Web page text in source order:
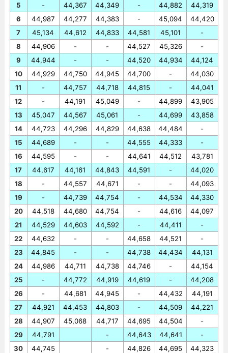
5
6
7
8
9
10
11
12
13
14
15
16
17
18
19
20
21
22
23
24
25
26
27
28
29
30
-
44,987
45,134
44,906
44,944
44,929
-
-
45,047
44,723
44,689
44,595
44,617
-
-
44,518
44,529
44,632
44,845
44,986
-
-
44,921
44,907
44,791
44,745
44,367
44,277
44,612
-
-
44,750
44,757
44,191
44,567
44,296
-
-
44,161
44,557
44,739
44,680
44,603
-
-
44,711
44,772
44,681
44,453
45,068
44,349
44,383
44,833
-
-
44,945
44,718
45,049
45,061
44,829
-
-
44,843
44,671
44,754
44,754
44,592
-
-
44,738
44,919
44,945
44,803
44,717
-
-
-
-
44,581
44,527
44,520
44,700
44,815
-
-
44,638
44,555
44,641
44,591
-
-
-
-
44,658
44,738
44,746
44,619
-
-
44,695
44,643
44,826
44,882
45,094
45,101
45,326
44,934
-
-
44,899
44,699
44,484
44,333
44,512
-
-
44,534
44,616
44,411
44,521
44,434
-
-
44,432
44,509
44,504
44,641
44,695
44,319
44,420
-
-
44,124
44,030
44,041
43,905
43,858
-
-
43,781
44,020
44,093
44,330
44,097
-
-
44,131
44,154
44,208
44,191
44,221
-
-
44,323